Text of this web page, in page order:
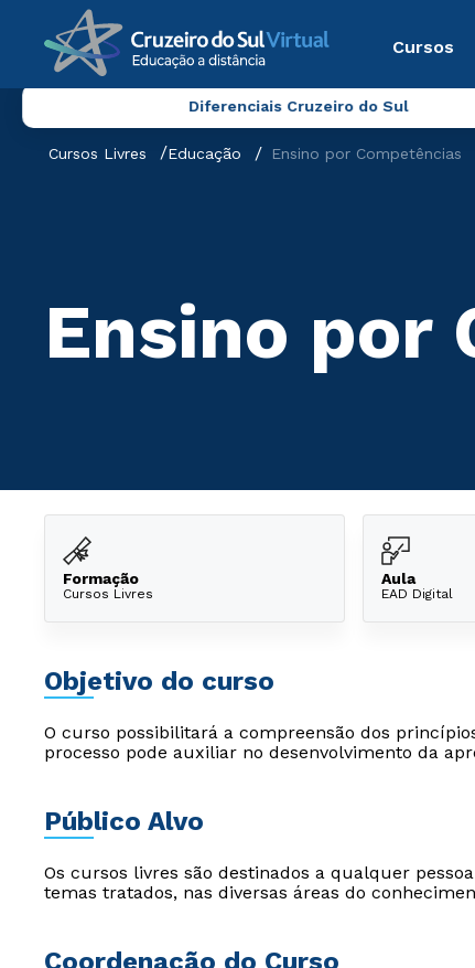
Cursos
Diferenciais Cruzeiro do Sul
Cursos Livres Educação Ensino por Competências
Ensino por
Formação
Cursos Livres
Aula
EAD Digital
Objetivo do curso
O curso possibilitará a compreensão dos
processo pode auxiliar no desenvolvimento da
Público Alvo
Os cursos livres são destinados a qualquer
temas tratados, nas diversas áreas do
Coordenação do Curso